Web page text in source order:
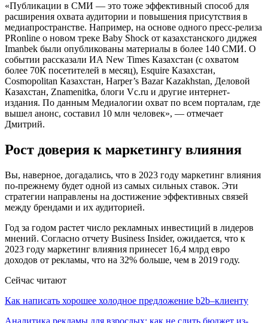
«Публикации в СМИ — это тоже эффективный способ для
расширения охвата аудитории и повышения присутствия в
медиапространстве. Например, на основе одного пресс-релиза
PRonline о новом треке Baby Shock от казахстанского диджея
Imanbek были опубликованы материалы в более 140 СМИ. О
событии рассказали ИА New Times Казахстан (с охватом
более 70К посетителей в месяц), Esquire Казахстан,
Cosmopolitan Казахстан, Harper’s Bazar Kazakhstan, Деловой
Казахстан, Znamenitka, блоги Vc.ru и другие интернет-
издания. По данным Медиалогии охват по всем порталам, где
вышел анонс, составил 10 млн человек», — отмечает
Дмитрий.
Рост доверия к маркетингу влияния
Вы, наверное, догадались, что в 2023 году маркетинг влияния
по-прежнему будет одной из самых сильных ставок. Эти
стратегии направлены на достижение эффективных связей
между брендами и их аудиторией.
Год за годом растет число рекламных инвестиций в лидеров
мнений. Согласно отчету Business Insider, ожидается, что к
2023 году маркетинг влияния принесет 16,4 млрд евро
доходов от рекламы, что на 32% больше, чем в 2019 году.
Сейчас читают
Как написать хорошее холодное предложение b2b–клиенту
Аналитика рекламы для взрослых: как не слить бюджет из-